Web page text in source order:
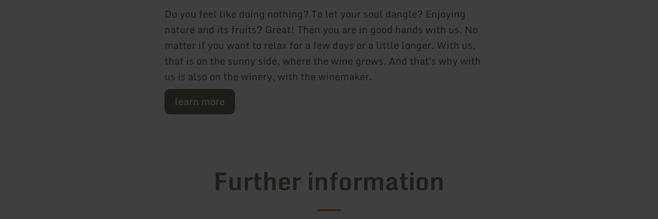
Do you feel like doing nothing? To let your soul dangle? Enjoying
nature and its fruits? Great! Then you are in good hands with us. No
matter if you want to relax for a few days or a little longer. With us,
that is on the sunny side, where the wine grows. And that's why with
us is also on the winery, with the winemaker.
learn more
Further information